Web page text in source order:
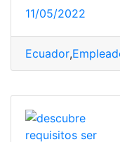
11/05/2022
Ecuador,